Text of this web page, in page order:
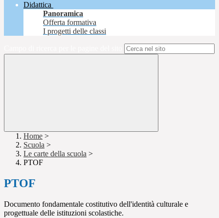
Didattica
Panoramica
Offerta formativa
I progetti delle classi
Home >
Scuola >
Le carte della scuola >
PTOF
PTOF
Documento fondamentale costitutivo dell'identità culturale e
progettuale delle istituzioni scolastiche.